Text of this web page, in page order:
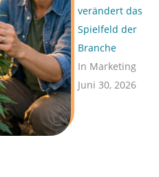
verändert das
Spielfeld der
Branche
In Marketing
Juni 30, 2026